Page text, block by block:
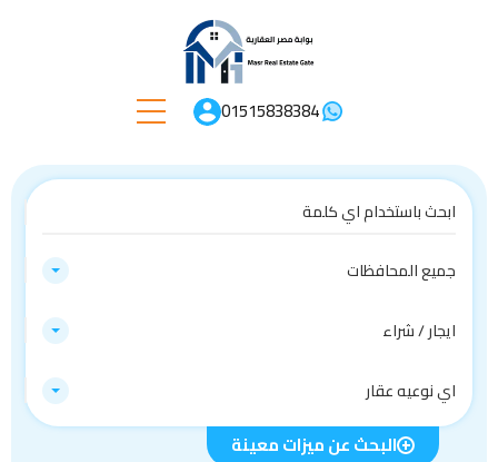
01515838384
جميع المحافظات
ايجار / شراء
اي نوعيه عقار
البحث عن ميزات معينة